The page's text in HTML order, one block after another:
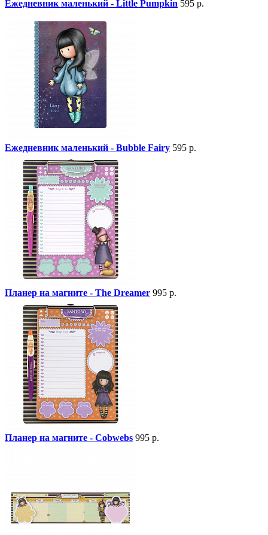
Ежедневник маленький - Little Pumpkin 595 р.
Ежедневник маленький - Bubble Fairy 595 р.
Планер на магните - The Dreamer 995 р.
Планер на магните - Cobwebs 995 р.